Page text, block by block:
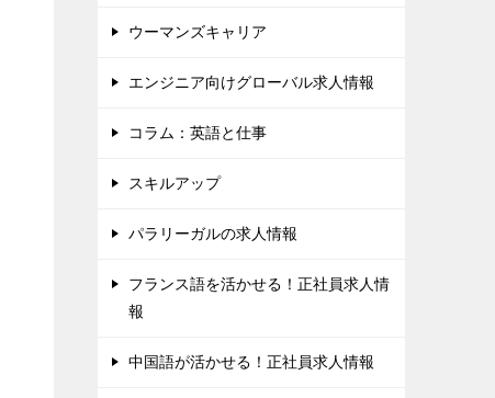
ウーマンズキャリア
エンジニア向けグローバル求人情報
コラム：英語と仕事
スキルアップ
パラリーガルの求人情報
フランス語を活かせる！正社員求人情
報
中国語が活かせる！正社員求人情報